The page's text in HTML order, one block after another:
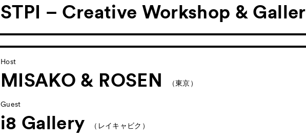
STPI – Creative Workshop &
Host
MISAKO & ROSEN （東京）
Guest
i8 Gallery （レイキャビク）